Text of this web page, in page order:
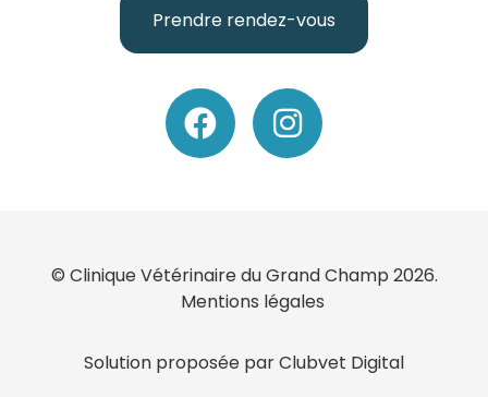
Prendre rendez-vous
© Clinique Vétérinaire du Grand Champ 2026.
Mentions légales
Solution proposée par Clubvet Digital